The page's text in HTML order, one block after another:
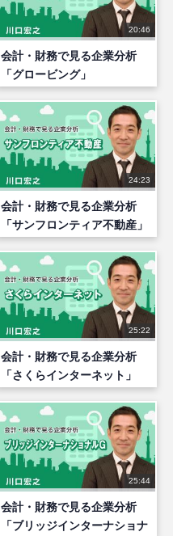
20:46
会計・財務で見る企業分析
「グロービング」
24:23
会計・財務で見る企業分析
「サンフロンティア不動産」
25:22
会計・財務で見る企業分析
「さくらインターネット」
25:44
会計・財務で見る企業分析
「ブリッジインターナショナ